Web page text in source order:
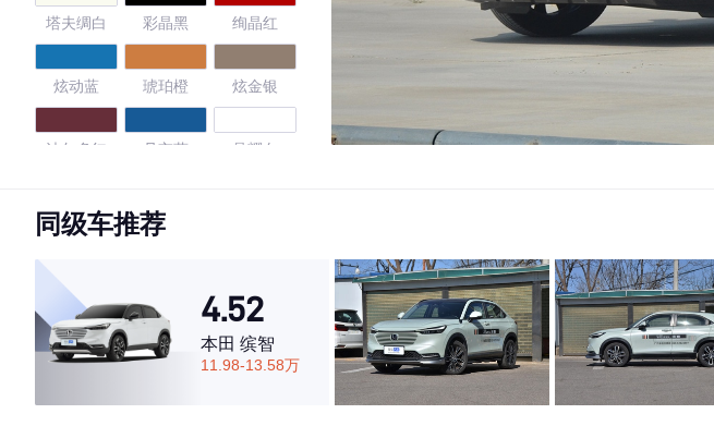
塔夫绸白 彩晶黑 绚晶红
炫动蓝 琥珀橙 炫金银
波尔多红 丹宁蓝 晶耀白
炽热橙
4.4
·外观表现一般，低于66%同级车
同级车推荐
4.52
本田 缤智
11.98-13.58万